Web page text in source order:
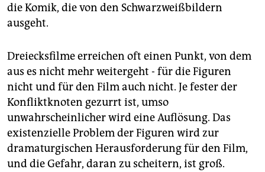
die Komik, die von den Schwarzweißbildern
ausgeht.
Dreiecksfilme erreichen oft einen Punkt, von dem
aus es nicht mehr weitergeht - für die Figuren
nicht und für den Film auch nicht. Je fester der
Konfliktknoten gezurrt ist, umso
unwahrscheinlicher wird eine Auflösung. Das
existenzielle Problem der Figuren wird zur
dramaturgischen Herausforderung für den Film,
und die Gefahr, daran zu scheitern, ist groß.